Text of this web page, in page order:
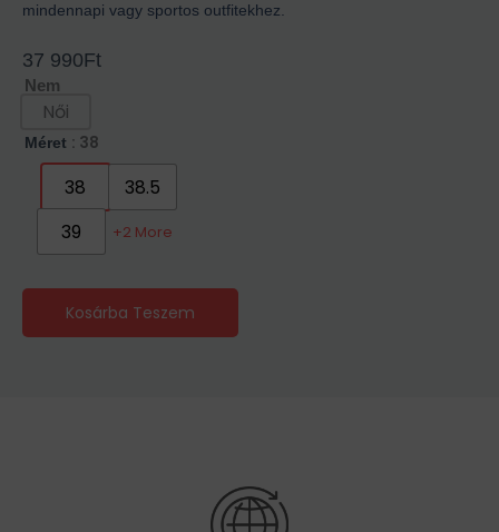
mindennapi vagy sportos outfitekhez.
37 990Ft
Nem
Női
Méret : 38
38
38.5
39
+2 More
Kosárba Teszem